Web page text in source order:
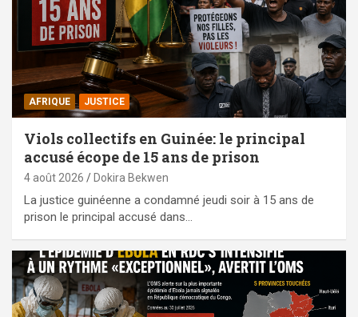
AFRIQUE JUSTICE
Viols collectifs en Guinée: le principal
accusé écope de 15 ans de prison
4 août 2026 Dokira Bekwen
La justice guinéenne a condamné jeudi soir à 15 ans de
prison le principal accusé dans…